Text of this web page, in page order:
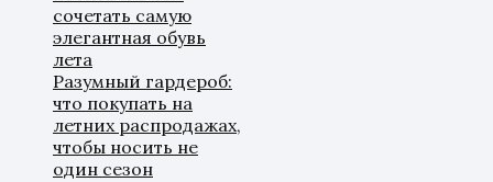
сочетать самую
элегантная обувь
лета
Разумный гардероб:
что покупать на
летних распродажах,
чтобы носить не
один сезон